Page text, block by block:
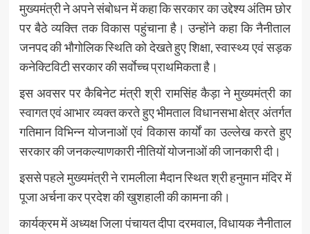
मुख्यमंत्री ने अपने संबोधन में कहा कि सरकार का उद्देश्य अंतिम छोर
पर बैठे व्यक्ति तक विकास पहुंचाना है। उन्होंने कहा कि नैनीताल
जनपद की भौगोलिक स्थिति को देखते हुए शिक्षा, स्वास्थ्य एवं सड़क
कनेक्टिविटी सरकार की सर्वाेच्च प्राथमिकता है।
इस अवसर पर कैबिनेट मंत्री श्री रामसिंह कैड़ा ने मुख्यमंत्री का
स्वागत एवं आभार व्यक्त करते हुए भीमताल विधानसभा क्षेत्र अंतर्गत
गतिमान विभिन्न योजनाओं एवं विकास कार्यों का उल्लेख करते हुए
सरकार की जनकल्याणकारी नीतियों योजनाओं की जानकारी दी।
इससे पहले मुख्यमंत्री ने रामलीला मैदान स्थित श्री हनुमान मंदिर में
पूजा अर्चना कर प्रदेश की खुशहाली की कामना की।
कार्यक्रम में अध्यक्ष जिला पंचायत दीपा दरमवाल, विधायक नैनीताल